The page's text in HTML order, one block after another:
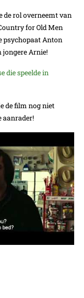
de rol overneemt van
for Old Men
psychopaat Anton
jongere Arnie!
die speelde in
de film nog niet
aanrader!